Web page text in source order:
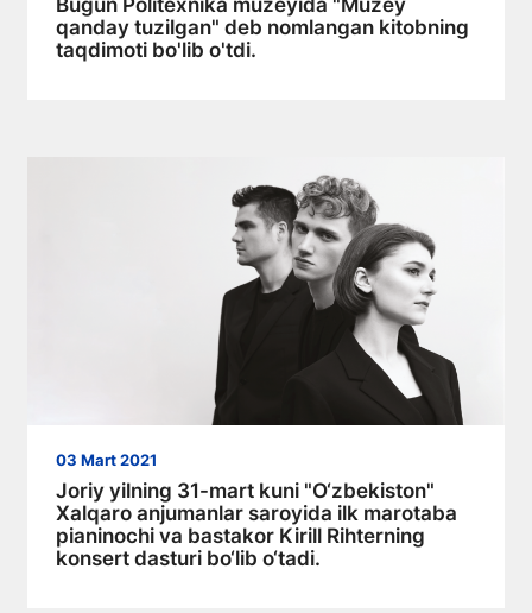
qanday tuzilgan" deb nomlangan kitobning
taqdimoti bo'lib o'tdi.
03 Mart 2021
Joriy yilning 31-mart kuni "O‘zbekiston"
Xalqaro anjumanlar saroyida ilk marotaba
pianinochi va bastakor Kirill Rihterning
konsert dasturi bo‘lib o‘tadi.